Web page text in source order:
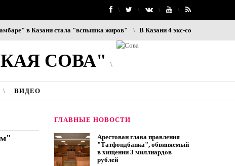
в Казани стала "вспышка жиров" В Казани 4 экс-сотрудников ОП
СОВА"
ВИДЕО
ГЛАВНЫЕ НОВОСТИ
Арестован глава правления
"Татфондбанка", обвиняемый
в хищении 3 миллиардов
рублей